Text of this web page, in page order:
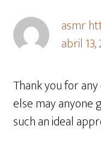
asmr
abril
Thank you for
else may anyone
such an ideal